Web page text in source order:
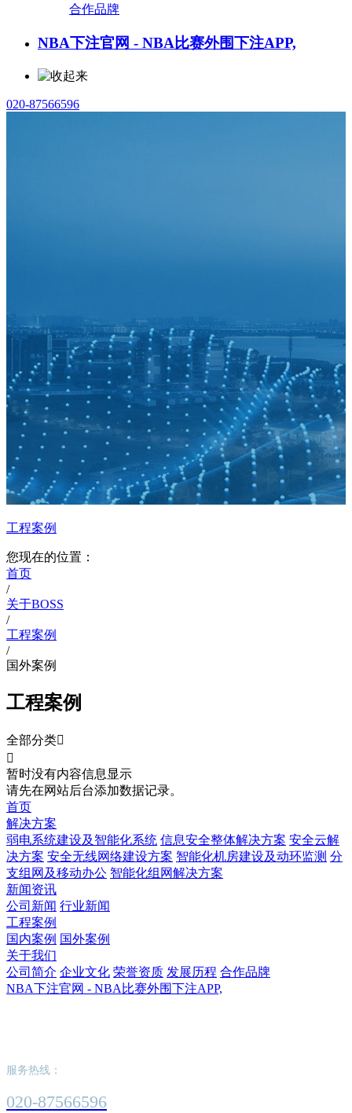
合作品牌
NBA下注官网 - NBA比赛外围下注APP,
020-87566596
工程案例
您现在的位置：
首页
/
关于BOSS
/
工程案例
/
国外案例
工程案例
全部分类

暂时没有内容信息显示
请先在网站后台添加数据记录。
首页
解决方案
弱电系统建设及智能化系统 信息安全整体解决方案 安全云解
决方案 安全无线网络建设方案 智能化机房建设及动环监测 分
支组网及移动办公 智能化组网解决方案
新闻资讯
公司新闻 行业新闻
工程案例
国内案例 国外案例
关于我们
公司简介 企业文化 荣誉资质 发展历程 合作品牌
NBA下注官网 - NBA比赛外围下注APP,
服务热线：
020-87566596